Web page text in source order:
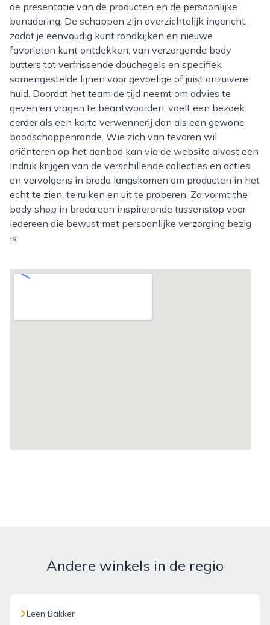
de presentatie van de producten en de persoonlijke
benadering. De schappen zijn overzichtelijk ingericht,
zodat je eenvoudig kunt rondkijken en nieuwe
favorieten kunt ontdekken, van verzorgende body
butters tot verfrissende douchegels en specifiek
samengestelde lijnen voor gevoelige of juist onzuivere
huid. Doordat het team de tijd neemt om advies te
geven en vragen te beantwoorden, voelt een bezoek
eerder als een korte verwennerij dan als een gewone
boodschappenronde. Wie zich van tevoren wil
oriënteren op het aanbod kan via de website alvast een
indruk krijgen van de verschillende collecties en acties,
en vervolgens in breda langskomen om producten in het
echt te zien, te ruiken en uit te proberen. Zo vormt the
body shop in breda een inspirerende tussenstop voor
iedereen die bewust met persoonlijke verzorging bezig
is.
Andere winkels in de regio
Leen Bakker